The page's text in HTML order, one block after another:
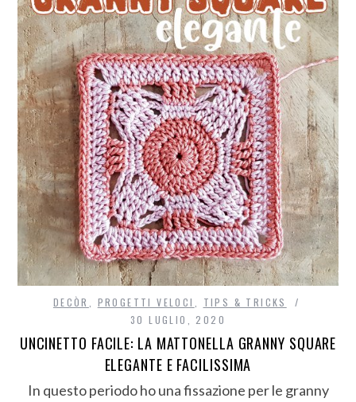
DECÒR PROGETTI VELOCI
TIPS & TRICKS
30 LUGLIO, 2020
UNCINETTO FACILE: LA MATTONELLA GRANNY SQUARE
ELEGANTE E FACILISSIMA
In questo periodo ho una fissazione per le granny